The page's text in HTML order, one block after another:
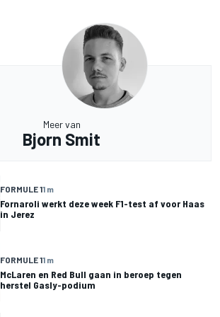
Meer van
Bjorn Smit
FORMULE 11 m
Fornaroli werkt deze week F1-test af voor Haas
in Jerez
FORMULE 11 m
McLaren en Red Bull gaan in beroep tegen
herstel Gasly-podium